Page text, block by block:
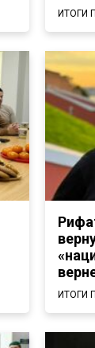
ИТОГИ
ИТОГИ